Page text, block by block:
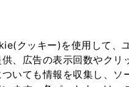
クッキー)を使用して、
、広告の表示回数やクリ
いても情報を収集し、ソ